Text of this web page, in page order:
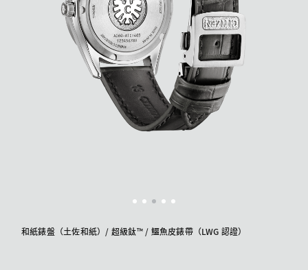
和紙錶盤（土佐和紙）/ 超級鈦™ / 鱷魚皮錶帶（LWG 認證）